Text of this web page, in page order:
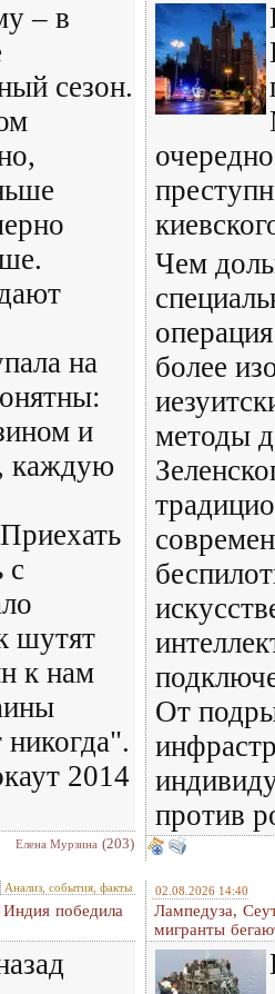
– в
сезон.
на
и
каждую
с
шутят
к нам
2014
Елена Мурзина (203)
Чем
более
методы
От
против
Анализ, события, факты
победила
02.08.2026 14:40
Лампедуза,
мигранты